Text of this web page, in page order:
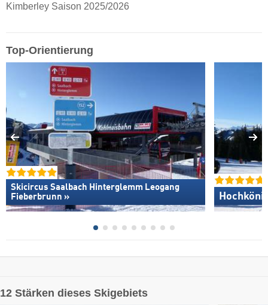
Kimberley Saison 2025/2026
Top-Orientierung
Skicircus Saalbach Hinterglemm Leogang
Fieberbrunn »
12 Stärken dieses Skigebiets